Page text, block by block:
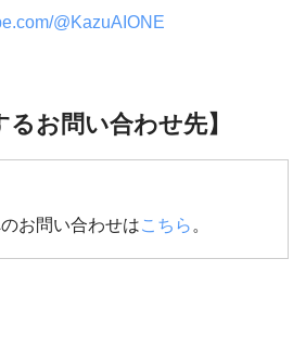
@KazuAIONE
るお問い合わせ先】
お問い合わせはこちら 。